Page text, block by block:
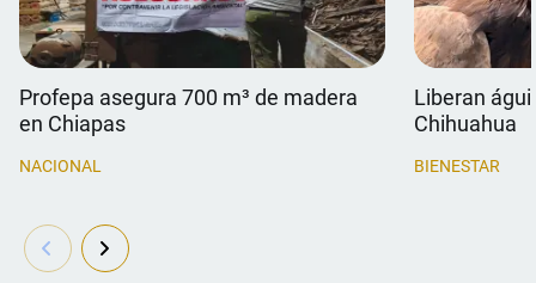
Profepa asegura 700 m³ de madera
en Chiapas
NACIONAL
Liberan
Chihuahua
BIENESTAR